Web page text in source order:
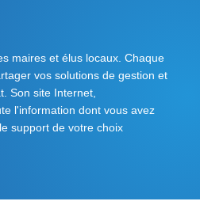
maires et élus locaux. Chaque
vos solutions de gestion et
Son site Internet,
l'information dont vous avez
support de votre choix